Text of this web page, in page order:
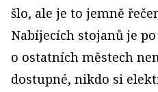
šlo, ale je to jemně
Nabíjecích stojanů je
o ostatních městech
dostupné, nikdo si